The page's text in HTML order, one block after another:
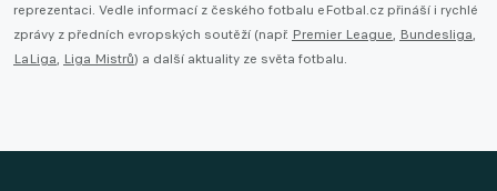
reprezentaci. Vedle informací z českého fotbalu eFotbal.cz přináší i rychlé
zprávy z předních evropských soutěží (např. Premier League, Bundesliga,
LaLiga, Liga Mistrů) a další aktuality ze světa fotbalu.